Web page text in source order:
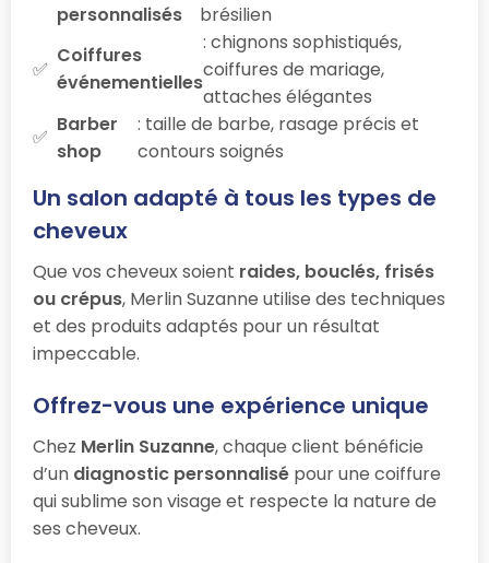
personnalisés
brésilien
Coiffures
événementielles
: chignons sophistiqués,
coiffures de mariage,
attaches élégantes
Barber
shop
: taille de barbe, rasage précis et
contours soignés
Un salon adapté à tous les types de
cheveux
Que vos cheveux soient raides, bouclés, frisés
ou crépus, Merlin Suzanne utilise des techniques
et des produits adaptés pour un résultat
impeccable.
Offrez-vous une expérience unique
Chez Merlin Suzanne, chaque client bénéficie
d’un diagnostic personnalisé pour une coiffure
qui sublime son visage et respecte la nature de
ses cheveux.